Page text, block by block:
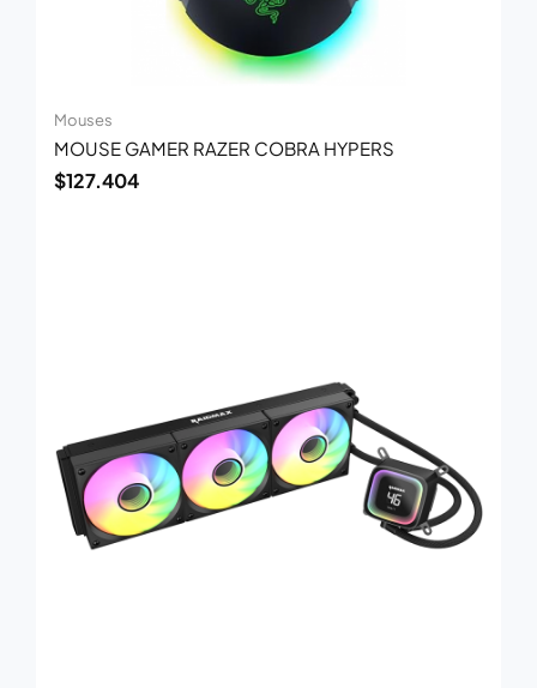
Mouses
MOUSE GAMER RAZER COBRA HYPERS
$127.404